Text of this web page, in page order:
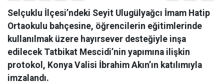
Selçuklu İlçesi’ndeki Seyit Ulugülyağcı İmam Hatip
Ortaokulu bahçesine, öğrencilerin eğitimlerinde
kullanılmak üzere hayırsever desteğiyle inşa
edilecek Tatbikat Mescidi’nin yapımına ilişkin
protokol, Konya Valisi İbrahim Akın’ın katılımıyla
imzalandı.